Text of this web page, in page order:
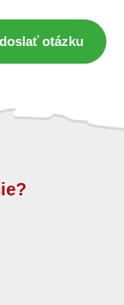
otázku